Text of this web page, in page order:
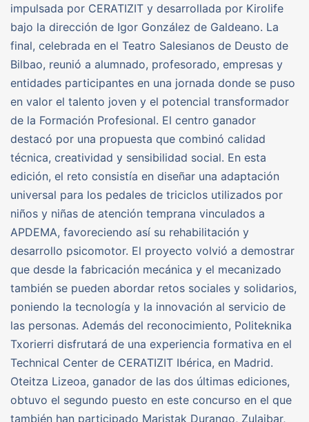
impulsada por CERATIZIT y desarrollada por Kirolife
bajo la dirección de Igor González de Galdeano. La
final, celebrada en el Teatro Salesianos de Deusto de
Bilbao, reunió a alumnado, profesorado, empresas y
entidades participantes en una jornada donde se puso
en valor el talento joven y el potencial transformador
de la Formación Profesional. El centro ganador
destacó por una propuesta que combinó calidad
técnica, creatividad y sensibilidad social. En esta
edición, el reto consistía en diseñar una adaptación
universal para los pedales de triciclos utilizados por
niños y niñas de atención temprana vinculados a
APDEMA, favoreciendo así su rehabilitación y
desarrollo psicomotor. El proyecto volvió a demostrar
que desde la fabricación mecánica y el mecanizado
también se pueden abordar retos sociales y solidarios,
poniendo la tecnología y la innovación al servicio de
las personas. Además del reconocimiento, Politeknika
Txorierri disfrutará de una experiencia formativa en el
Technical Center de CERATIZIT Ibérica, en Madrid.
Oteitza Lizeoa, ganador de las dos últimas ediciones,
obtuvo el segundo puesto en este concurso en el que
también han participado Maristak Durango, Zulaibar,